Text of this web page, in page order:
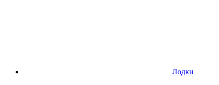
Лодки